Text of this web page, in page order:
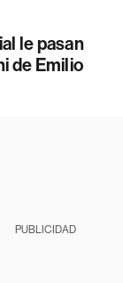
le pasan
de Emilio
PUBLICIDAD